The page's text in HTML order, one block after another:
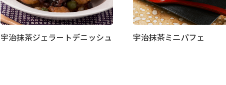
宇治抹茶ジェラートデニッシュ 宇治抹茶ミニパフェ